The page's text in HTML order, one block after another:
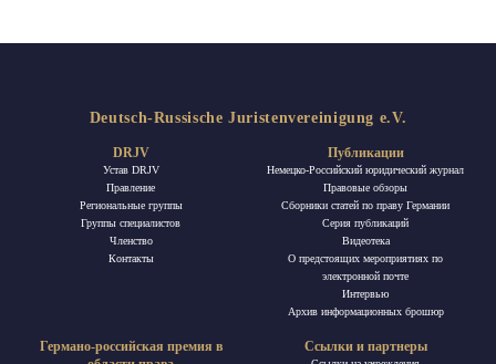
Deutsch-Russische Juristenvereinigung e.V.
DRJV
Устав DRJV
Правление
Региональные группы
Группы специалистов
Членство
Контакты
Публикации
Немецко-Российский юридический журнал
Правовые обзоры
Сборники статей по праву Германии
Ceрия публикаций
Видеотека
О предстоящих мероприятиях по
электронной почте
Интервью
Архив информационных брошюр
Германо-российская премия в
Ссылки и партнеры